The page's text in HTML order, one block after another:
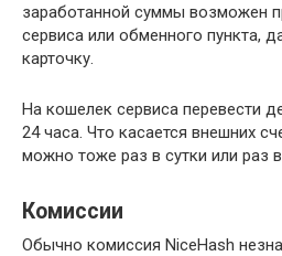
заработанной суммы возможен
сервиса или обменного пункта,
карточку.
На кошелек сервиса перевести
24 часа. Что касается внешних
можно тоже раз в сутки или раз
Комиссии
Обычно комиссия NiceHash